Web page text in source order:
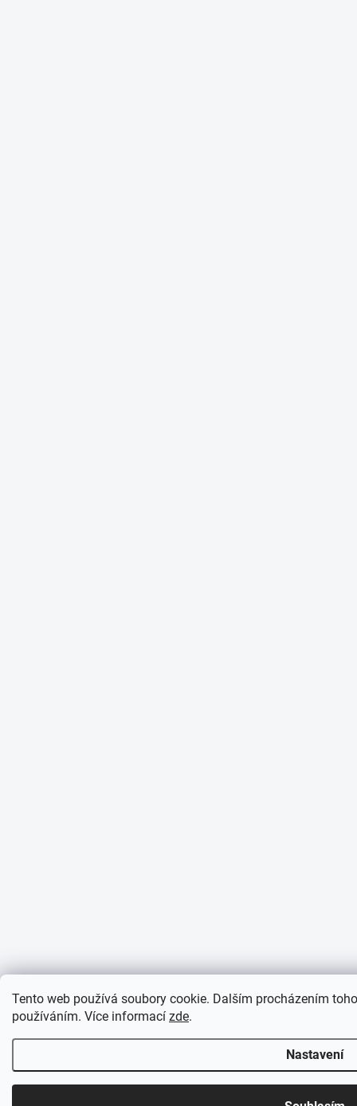
Tento web používá soubory cookie. Dalším procházením
používáním. Více informací zde.
Nastavení